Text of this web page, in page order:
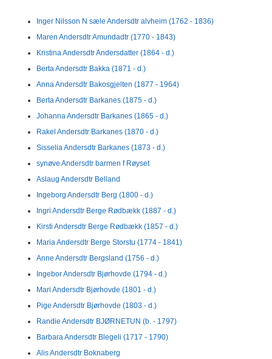
Inger Nilsson N sæle Andersdtr alvheim (1762 - 1836)
Maren Andersdtr Amundadtr (1770 - 1843)
Kristina Andersdtr Andersdatter (1864 - d.)
Berta Andersdtr Bakka (1871 - d.)
Anna Andersdtr Bakosgjelten (1877 - 1964)
Berta Andersdtr Barkanes (1875 - d.)
Johanna Andersdtr Barkanes (1865 - d.)
Rakel Andersdtr Barkanes (1870 - d.)
Sisselia Andersdtr Barkanes (1873 - d.)
synøve Andersdtr barmen f Røyset
Aslaug Andersdtr Belland
Ingeborg Andersdtr Berg (1800 - d.)
Ingri Andersdtr Berge Rødbækk (1887 - d.)
Kirsti Andersdtr Berge Rødbækk (1857 - d.)
Maria Andersdtr Berge Storstu (1774 - 1841)
Anne Andersdtr Bergsland (1756 - d.)
Ingebor Andersdtr Bjørhovde (1794 - d.)
Mari Andersdtr Bjørhovde (1801 - d.)
Pige Andersdtr Bjørhovde (1803 - d.)
Randie Andersdtr BJØRNETUN (b. - 1797)
Barbara Andersdtr Blegeli (1717 - 1790)
Alis Andersdtr Boknaberg